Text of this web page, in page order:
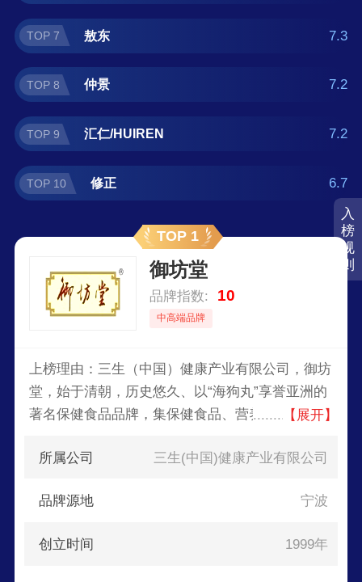
入
榜
规
则
TOP 7 敖东 7.3
TOP 8 仲景 7.2
TOP 9 汇仁/HUIREN 7.2
TOP 10 修正 6.7
TOP 1
御坊堂
品牌指数: 10
中高端品牌
上榜理由：三生（中国）健康产业有限公司，御坊
堂，始于清朝，历史悠久、以“海狗丸”享誉亚洲的
著名保健食品品牌，集保健食品、营养食品、日化
化、多产业、集群化的大型直销企业。
【展开】
所属公司 三生(中国)健康产业有限公司
品牌源地 宁波
创立时间 1999年